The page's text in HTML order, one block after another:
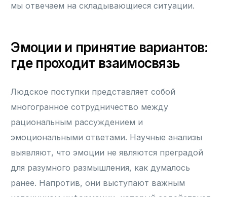
мы отвечаем на складывающиеся ситуации.
Эмоции и принятие вариантов:
где проходит взаимосвязь
Людское поступки представляет собой
многогранное сотрудничество между
рациональным рассуждением и
эмоциональными ответами. Научные анализы
выявляют, что эмоции не являются преградой
для разумного размышления, как думалось
ранее. Напротив, они выступают важным